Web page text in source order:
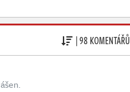
| 98 KOMENTÁŘŮ